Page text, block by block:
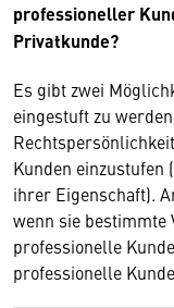
professioneller
Privatkunde?
Es gibt zwei
eingestuft zu
Kunden einzustufen
ihrer Eigenschaft).
wenn sie bestimmte
professionelle
professionelle